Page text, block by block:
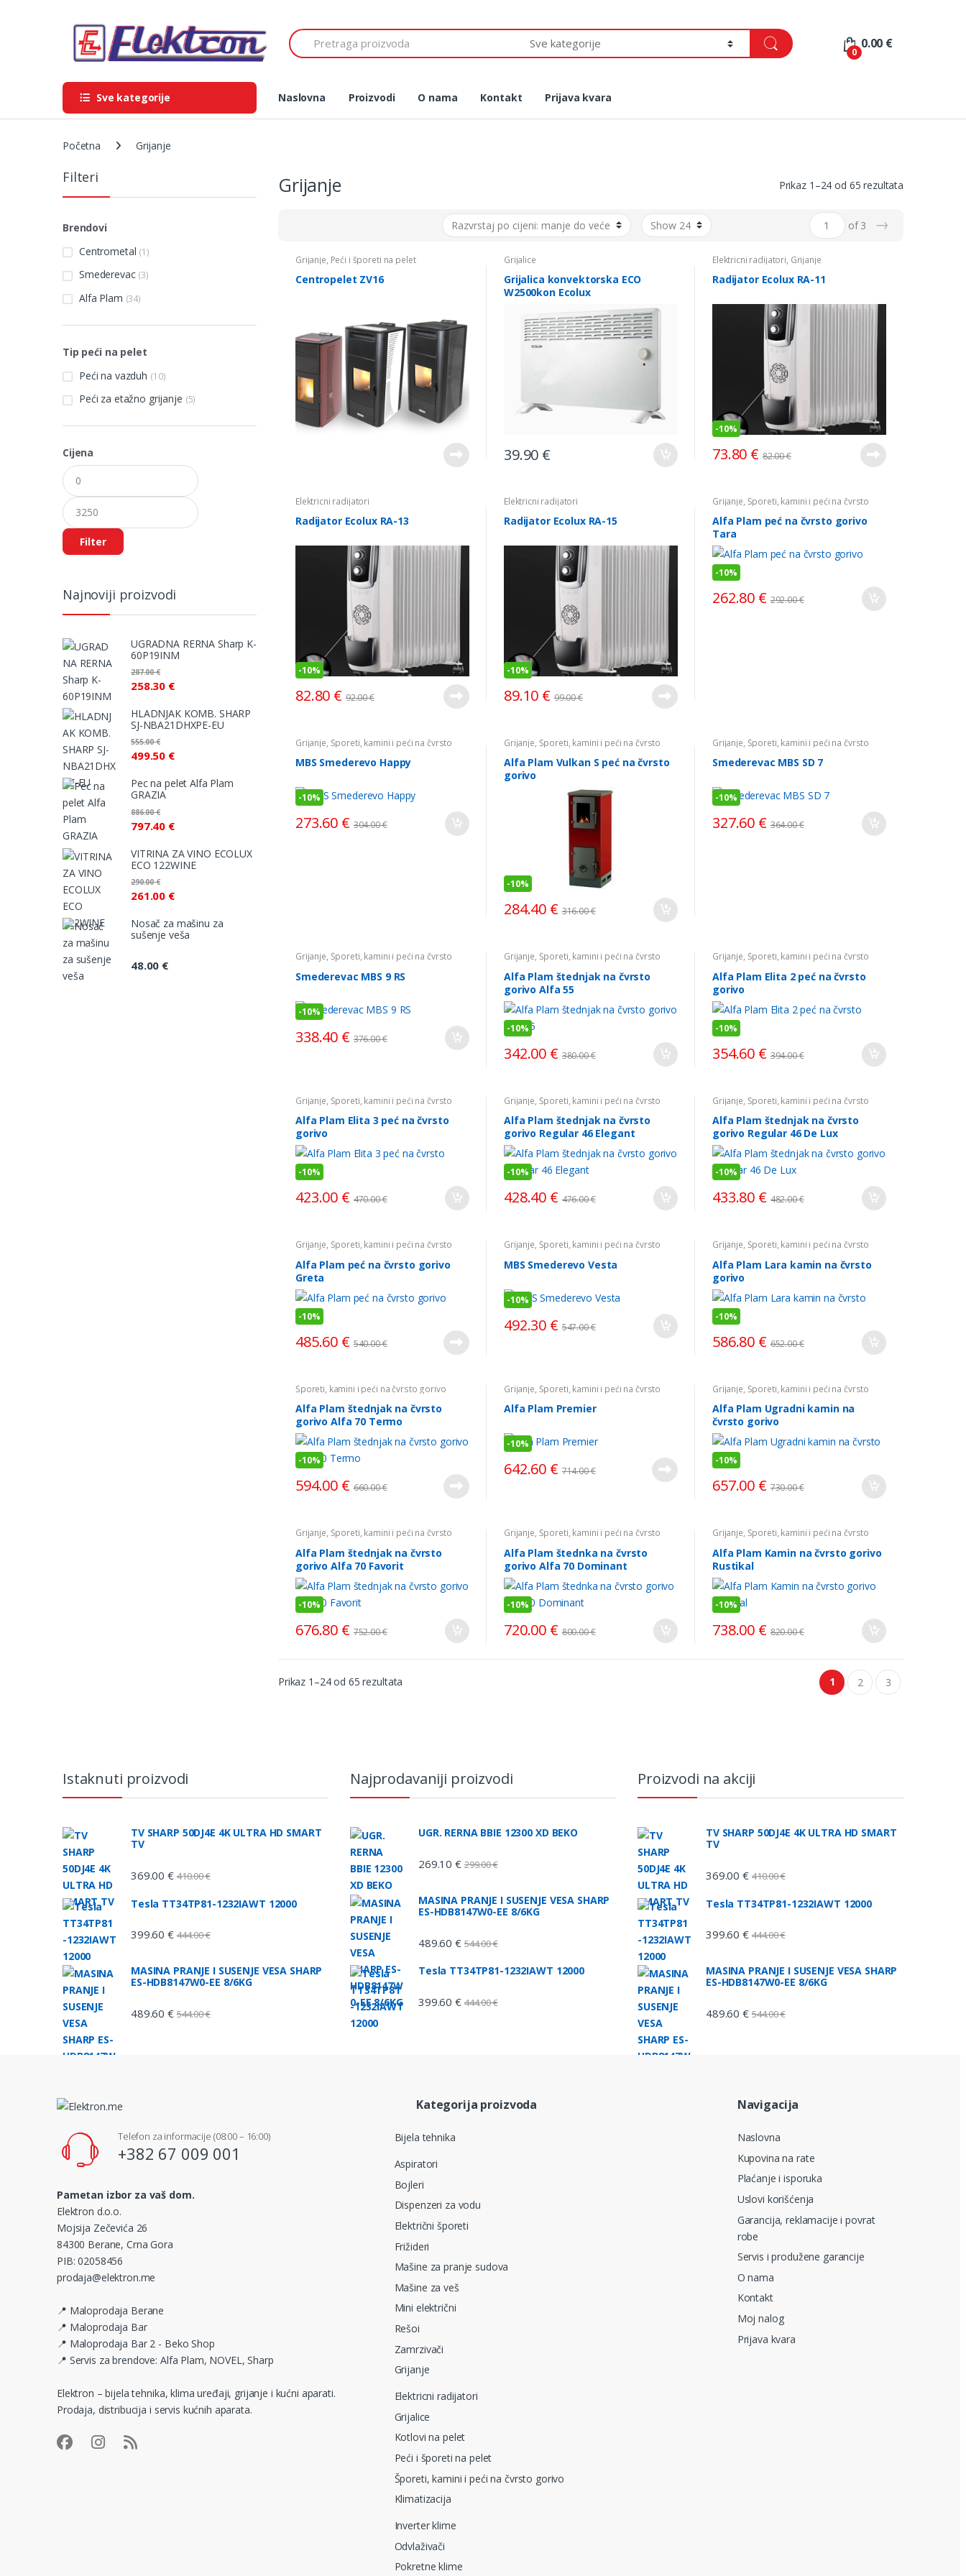
Search for:
0
0.00 €
Sve kategorije Naslovna Proizvodi O nama Kontakt Prijava kvara
Početna Grijanje
Grijanje Prikaz 1–24 od 65 rezultata
of 3 →
Grijanje, Peći i šporeti na pelet
Centropelet ZV16
Grijalice
Grijalica konvektorska ECO
W2500kon Ecolux
39.90 €
Elektricni radijatori, Grijanje
Radijator Ecolux RA-11
-10%
73.80 € 82.00€
Elektricni radijatori
Radijator Ecolux RA-13
-10%
82.80 € 92.00€
Elektricni radijatori
Radijator Ecolux RA-15
-10%
89.10 € 99.00€
Grijanje, Šporeti, kamini i peći na čvrsto
gorivo
Alfa Plam peć na čvrsto gorivo
Tara
-10%
262.80 € 292.00€
Grijanje, Šporeti, kamini i peći na čvrsto
gorivo
MBS Smederevo Happy
-10%
273.60 € 304.00€
Grijanje, Šporeti, kamini i peći na čvrsto
gorivo
Alfa Plam Vulkan S peć na čvrsto
gorivo
-10%
284.40 € 316.00€
Grijanje, Šporeti, kamini i peći na čvrsto
gorivo
Smederevac MBS SD 7
-10%
327.60 € 364.00€
Grijanje, Šporeti, kamini i peći na čvrsto
gorivo
Smederevac MBS 9 RS
-10%
338.40 € 376.00€
Grijanje, Šporeti, kamini i peći na čvrsto
gorivo
Alfa Plam štednjak na čvrsto
gorivo Alfa 55
-10%
342.00 € 380.00€
Grijanje, Šporeti, kamini i peći na čvrsto
gorivo
Alfa Plam Elita 2 peć na čvrsto
gorivo
-10%
354.60 € 394.00€
Grijanje, Šporeti, kamini i peći na čvrsto
gorivo
Alfa Plam Elita 3 peć na čvrsto
gorivo
-10%
423.00 € 470.00€
Grijanje, Šporeti, kamini i peći na čvrsto
gorivo
Alfa Plam štednjak na čvrsto
gorivo Regular 46 Elegant
-10%
428.40 € 476.00€
Grijanje, Šporeti, kamini i peći na čvrsto
gorivo
Alfa Plam štednjak na čvrsto
gorivo Regular 46 De Lux
-10%
433.80 € 482.00€
Grijanje, Šporeti, kamini i peći na čvrsto
gorivo
Alfa Plam peć na čvrsto gorivo
Greta
-10%
485.60 € 540.00€
Grijanje, Šporeti, kamini i peći na čvrsto
gorivo
MBS Smederevo Vesta
-10%
492.30 € 547.00€
Grijanje, Šporeti, kamini i peći na čvrsto
gorivo
Alfa Plam Lara kamin na čvrsto
gorivo
-10%
586.80 € 652.00€
Šporeti, kamini i peći na čvrsto gorivo
Alfa Plam štednjak na čvrsto
gorivo Alfa 70 Termo
-10%
594.00 € 660.00€
Grijanje, Šporeti, kamini i peći na čvrsto
gorivo
Alfa Plam Premier
-10%
642.60 € 714.00€
Grijanje, Šporeti, kamini i peći na čvrsto
gorivo
Alfa Plam Ugradni kamin na
čvrsto gorivo
-10%
657.00 € 730.00€
Grijanje, Šporeti, kamini i peći na čvrsto
gorivo
Alfa Plam štednjak na čvrsto
gorivo Alfa 70 Favorit
-10%
676.80 € 752.00€
Grijanje, Šporeti, kamini i peći na čvrsto
gorivo
Alfa Plam štednka na čvrsto
gorivo Alfa 70 Dominant
-10%
720.00 € 800.00€
Grijanje, Šporeti, kamini i peći na čvrsto
gorivo
Alfa Plam Kamin na čvrsto gorivo
Rustikal
-10%
738.00 € 820.00€
Prikaz 1–24 od 65 rezultata 1 2 3
Filteri
Brendovi
Centrometal (1)
Smederevac (3)
Alfa Plam (34)
Tip peći na pelet
Peći na vazduh (10)
Peći za etažno grijanje (5)
Cijena
Minimalna
cijena
Maksimalna
cijena
Filter
Najnoviji proizvodi
UGRADNA RERNA Sharp K-
60P19INM
258.30 €
287.00€
HLADNJAK KOMB. SHARP
SJ-NBA21DHXPE-EU
499.50 €
555.00€
Pec na pelet Alfa Plam
GRAZIA
797.40 €
886.00€
VITRINA ZA VINO ECOLUX
ECO 122WINE
261.00 €
290.00€
Nosač za mašinu za
sušenje veša
48.00 €
Istaknuti proizvodi
TV SHARP 50DJ4E 4K ULTRA HD SMART
TV
369.00€ 410.00€
Tesla TT34TP81-1232IAWT 12000
399.60€ 444.00€
MASINA PRANJE I SUSENJE VESA SHARP
ES-HDB8147W0-EE 8/6KG
489.60€ 544.00€
Najprodavaniji proizvodi
UGR. RERNA BBIE 12300 XD BEKO
269.10€ 299.00€
MASINA PRANJE I SUSENJE VESA SHARP
ES-HDB8147W0-EE 8/6KG
489.60€ 544.00€
Tesla TT34TP81-1232IAWT 12000
399.60€ 444.00€
Proizvodi na akciji
TV SHARP 50DJ4E 4K ULTRA HD SMART
TV
369.00€ 410.00€
Tesla TT34TP81-1232IAWT 12000
399.60€ 444.00€
MASINA PRANJE I SUSENJE VESA SHARP
ES-HDB8147W0-EE 8/6KG
489.60€ 544.00€
Telefon za informacije (08:00 – 16:00)
+382 67 009 001
Pametan izbor za vaš dom.
Elektron d.o.o.
Mojsija Zečevića 26
84300 Berane, Crna Gora
PIB: 02058456
prodaja@elektron.me
📍 Maloprodaja Berane
📍 Maloprodaja Bar
📍 Maloprodaja Bar 2 - Beko Shop
📍 Servis za brendove: Alfa Plam, NOVEL, Sharp
Elektron – bijela tehnika, klima uređaji, grijanje i kućni aparati.
Prodaja, distribucija i servis kućnih aparata.
Kategorija proizvoda
Bijela tehnika
Aspiratori
Bojleri
Dispenzeri za vodu
Električni šporeti
Frižideri
Mašine za pranje sudova
Mašine za veš
Mini električni
Rešoi
Zamrzivači
Grijanje
Elektricni radijatori
Grijalice
Kotlovi na pelet
Peći i šporeti na pelet
Šporeti, kamini i peći na čvrsto gorivo
Klimatizacija
Inverter klime
Odvlaživači
Pokretne klime
Navigacija
Naslovna
Kupovina na rate
Plaćanje i isporuka
Uslovi korišćenja
Garancija, reklamacije i povrat
robe
Servis i produžene garancije
O nama
Kontakt
Moj nalog
Prijava kvara